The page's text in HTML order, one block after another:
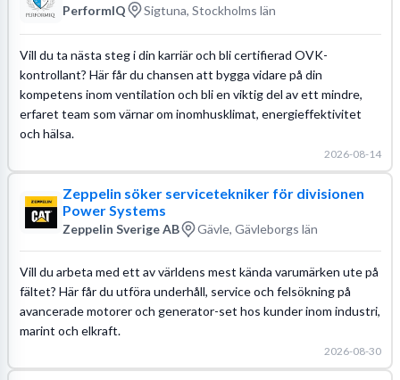
PerformIQ Sigtuna, Stockholms län
Vill du ta nästa steg i din karriär och bli certifierad OVK-
kontrollant? Här får du chansen att bygga vidare på din
kompetens inom ventilation och bli en viktig del av ett mindre,
erfaret team som värnar om inomhusklimat, energieffektivitet
och hälsa.
2026-08-14
Zeppelin söker servicetekniker för divisionen
Power Systems
Zeppelin Sverige AB Gävle, Gävleborgs län
Vill du arbeta med ett av världens mest kända varumärken ute på
fältet? Här får du utföra underhåll, service och felsökning på
avancerade motorer och generator-set hos kunder inom industri,
marint och elkraft.
2026-08-30